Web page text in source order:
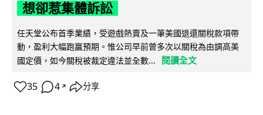
想卻惹集體訴訟
任天堂公布首季業績，受遊戲熱賣及一筆美國退還關稅款項帶
動，盈利大幅跑贏預期。惟公司早前曾多次以關稅為由調高美
國定價，如今關稅被裁定違法並全數...
閱讀全文
35 4 ↗ 分享